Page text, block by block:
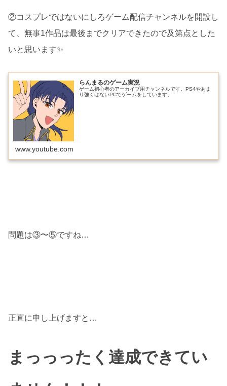
②コスプレではないにしろゲーム配信チャンネルを開設し
て、無事1作品は最後までクリアできたので及第点とした
いと思います✨
らんまるのゲーム実況
ゲーム初心者のアーカイブ用チャンネルです。PS4やあま
り強くはないPCでゲームをしています。
www.youtube.com
問題は③〜⑤ですね…
正直に申し上げますと…
まっっったく達成できてい